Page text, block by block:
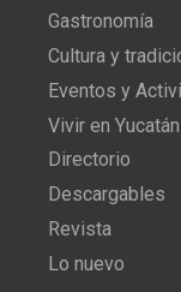
Gastronomía
Cultura y
Eventos y
Vivir en Yucatán
Directorio
Descargables
Revista
Lo nuevo